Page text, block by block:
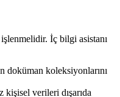
İç bilgi asistanı
doküman koleksiyonlarını
verileri dışarıda